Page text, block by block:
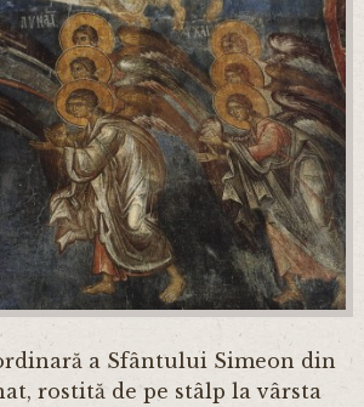
a Sfântului Simeon din
rostită de pe stâlp la vârsta